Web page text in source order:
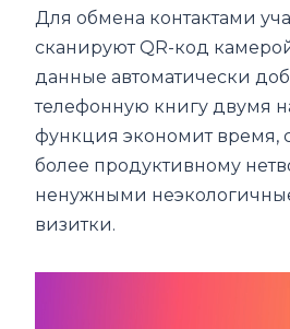
Для обмена контактами
сканируют QR-код
данные автоматически
телефонную книгу двумя
функция экономит время,
более продуктивному
ненужными
визитки.